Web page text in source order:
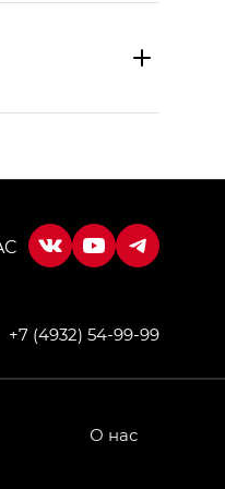
GT, Джи Эль —
привод —
+7 (4932) 54-99-99
О нас